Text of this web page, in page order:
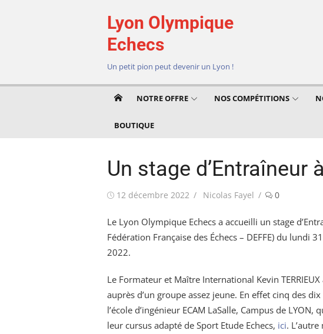
Lyon Olympique
Echecs
Un petit pion peut devenir un Lyon !
NOTRE OFFRE NOS COMPÉTITIONS
BOUTIQUE
Un stage d’Entraîneur
Publié
12 décembre 2022 Auteur/autrice
Nicolas Fayel 0
Le Lyon Olympique Echecs a accueilli un stage
Fédération Française des Échecs – DEFFE) du lundi
2022.
Le Formateur et Maître International Kevin
auprès d’un groupe assez jeune. En effet cinq des
l’école d’ingénieur ECAM LaSalle, Campus de
leur cursus adapté de Sport Etude Echecs, ici.